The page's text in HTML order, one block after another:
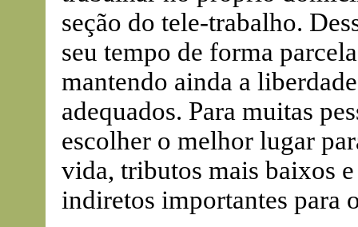
seção do tele-trabalho.
seu tempo de forma
mantendo ainda a
adequados. Para muitas
escolher o melhor lugar
vida, tributos mais baixos
indiretos importantes para